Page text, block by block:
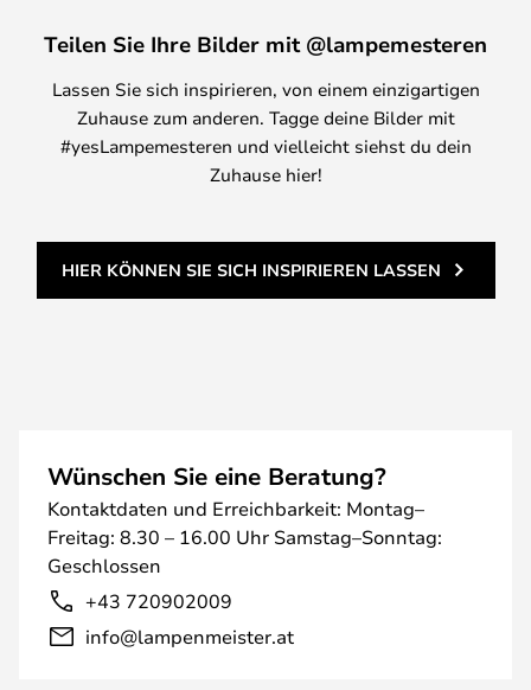
Teilen Sie Ihre Bilder mit @lampemesteren
Lassen Sie sich inspirieren, von einem einzigartigen
Zuhause zum anderen. Tagge deine Bilder mit
#yesLampemesteren und vielleicht siehst du dein
Zuhause hier!
HIER KÖNNEN SIE SICH INSPIRIEREN LASSEN
Wünschen Sie eine Beratung?
Kontaktdaten und Erreichbarkeit: Montag–
Freitag: 8.30 – 16.00 Uhr Samstag–Sonntag:
Geschlossen
+43 720902009
info@lampenmeister.at